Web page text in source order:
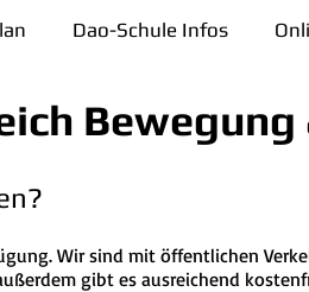
Dao-Schule Infos
Bewegung
Wir sind mit öffentlichen
gibt es ausreichend